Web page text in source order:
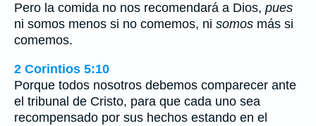
Pero la comida no nos recomendará a Dios, pues
ni somos menos si no comemos, ni somos más si
comemos.
2 Corintios 5:10
Porque todos nosotros debemos comparecer ante
el tribunal de Cristo, para que cada uno sea
recompensado por sus hechos estando en el